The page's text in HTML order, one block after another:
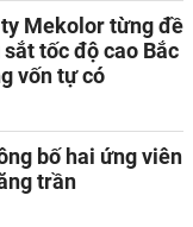
Mekolor từng đề
tốc độ cao Bắc
vốn tự có
bố hai ứng viên
trần